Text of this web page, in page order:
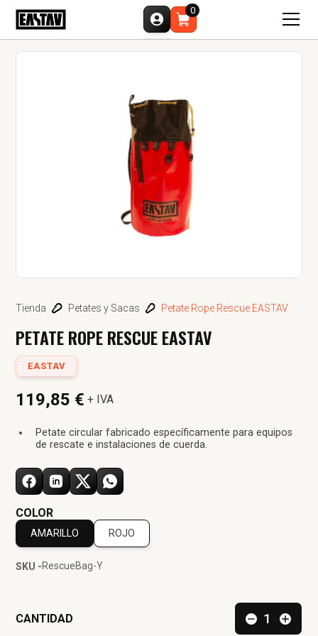
0
Tienda Petates y Sacas Petate Rope Rescue EASTAV
PETATE ROPE RESCUE EASTAV
EASTAV
119,85 € + IVA
Petate circular fabricado específicamente para equipos
de rescate e instalaciones de cuerda.
COLOR
AMARILLO ROJO
SKU -RescueBag-Y
CANTIDAD